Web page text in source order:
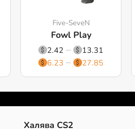
Five-SeveN
Fowl Play
2.42
13.31
6.23
27.85
Халява CS2